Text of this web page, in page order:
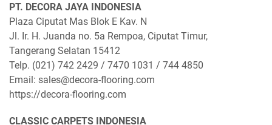
PT. DECORA JAYA INDONESIA
Plaza Ciputat Mas Blok E Kav. N
Jl. Ir. H. Juanda no. 5a Rempoa, Ciputat Timur,
Tangerang Selatan 15412
Telp. (021) 742 2429 / 7470 1031 / 744 4850
Email: sales@decora-flooring.com
https://decora-flooring.com
CLASSIC CARPETS INDONESIA